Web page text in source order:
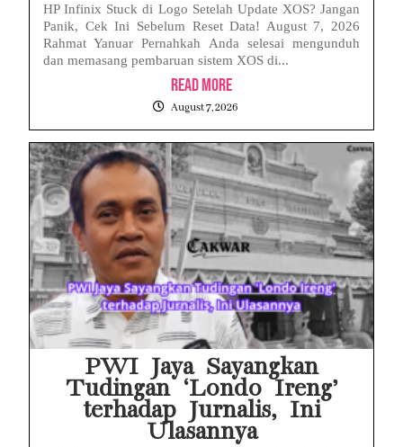
HP Infinix Stuck di Logo Setelah Update XOS? Jangan
Panik, Cek Ini Sebelum Reset Data! August 7, 2026
Rahmat Yanuar Pernahkah Anda selesai mengunduh
dan memasang pembaruan sistem XOS di...
Read More
August 7, 2026
PWI Jaya Sayangkan
Tudingan ‘Londo Ireng’
terhadap Jurnalis, Ini
Ulasannya